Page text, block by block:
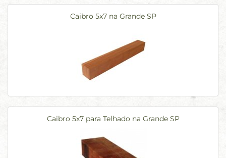
Caibro 5x7 na Grande SP
Caibro 5x7 para Telhado na Grande SP